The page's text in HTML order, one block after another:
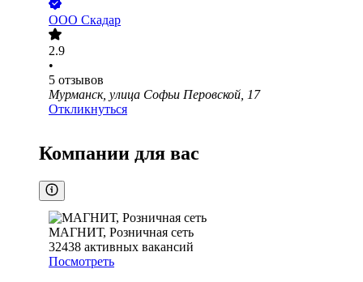
ООО Скадар
2.9
•
5 отзывов
Мурманск, улица Софьи Перовской, 17
Откликнуться
Компании для вас
МАГНИТ, Розничная сеть
32438 активных вакансий
Посмотреть